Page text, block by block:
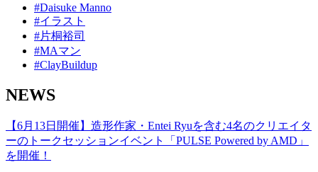
#Daisuke Manno
#イラスト
#片桐裕司
#MAマン
#ClayBuildup
NEWS
【6月13日開催】造形作家・Entei Ryuを含む4名のクリエイタ
ーのトークセッションイベント「PULSE Powered by AMD」
を開催！